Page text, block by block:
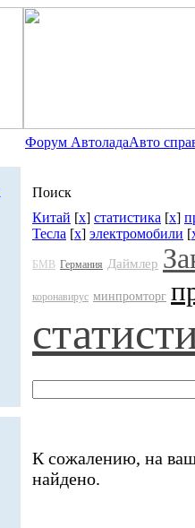
Форум АвтоладаАвто
Поиск
Китай [x] статистика [x]
Тесла [x] электромобили [
БМВ Германия Даймлер
коронавирус минпромторг
К сожалению, на
найдено.